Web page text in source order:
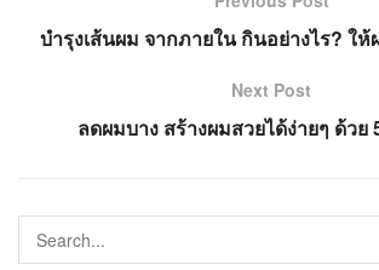
บำรุงเส้นผม จากภายใน กินอย่างไร? ใ
Next Post
ลดผมบาง สร้างผมสวยได้ง่ายๆ ด้วย